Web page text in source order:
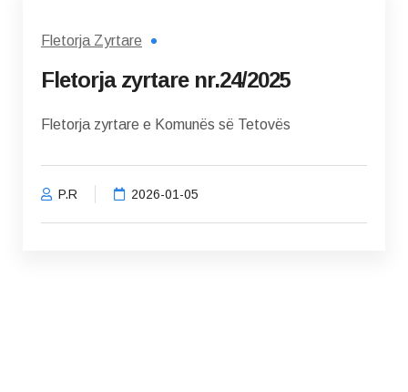
Fletorja Zyrtare
Fletorja zyrtare nr.24/2025
Fletorja zyrtare e Komunës së Tetovës
P.R 2026-01-05